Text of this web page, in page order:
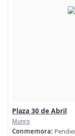
Plaza 30 de Abril
Munro
Conmemora: